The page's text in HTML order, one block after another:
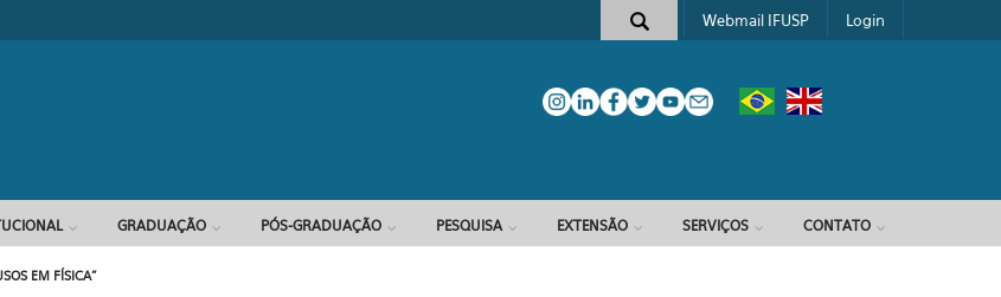
Formulário de busca
Webmail IFUSP Login
GRADUAÇÃO PÓS-GRADUAÇÃO PESQUISA EXTENSÃO SERVIÇOS CONTATO
EM FÍSICA"